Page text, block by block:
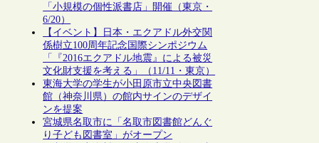
「小規模の個性派書店」開催（東京・
6/20）
【イベント】日本・エクアドル外交関
係樹立100周年記念国際シンポジウム
「『2016エクアドル地震』による被災
文化財支援を考える」（11/11・東京）
東海大学の学生が小田原市立中央図書
館（神奈川県）の館内サインのデザイ
ンを提案
宮城県名取市に「名取市図書館どんぐ
り子ども図書室」がオープン